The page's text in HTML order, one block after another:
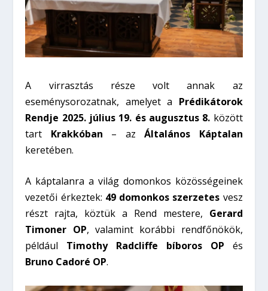
A virrasztás része volt annak az
eseménysorozatnak, amelyet a Prédikátorok
Rendje 2025. július 19. és augusztus 8. között
tart Krakkóban – azÁltalános Káptalan
keretében.
A káptalanra a világ domonkos közösségeinek
vezetői érkeztek: 49 domonkos szerzetes vesz
részt rajta, köztük a Rend mestere, Gerard
Timoner OP, valamint korábbi rendfőnökök,
például Timothy Radcliffe bíboros OP és
Bruno Cadoré OP.